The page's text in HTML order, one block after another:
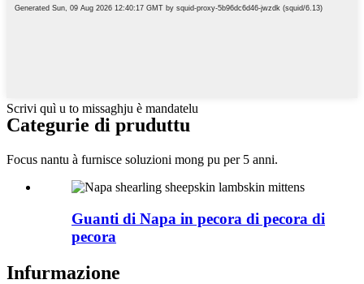
Scrivi quì u to missaghju è mandatelu
Categurie di pruduttu
Focus nantu à furnisce soluzioni mong pu per 5 anni.
Guanti di Napa in pecora di pecora di
pecora
Infurmazione